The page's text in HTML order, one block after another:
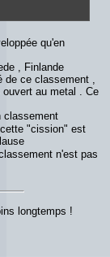
qu'en
, Finlande
ce classement ,
au metal . Ce
classement
"cission" est
n'est pas
longtemps !